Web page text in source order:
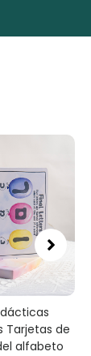
Tarjetas de
alfabeto